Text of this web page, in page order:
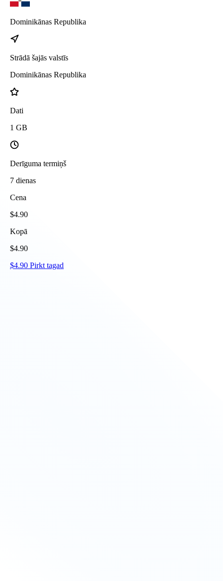
Dominikānas Republika
Strādā šajās valstīs
Dominikānas Republika
Dati
1 GB
Derīguma termiņš
7 dienas
Cena
$4.90
Kopā
$4.90
$4.90 Pirkt tagad